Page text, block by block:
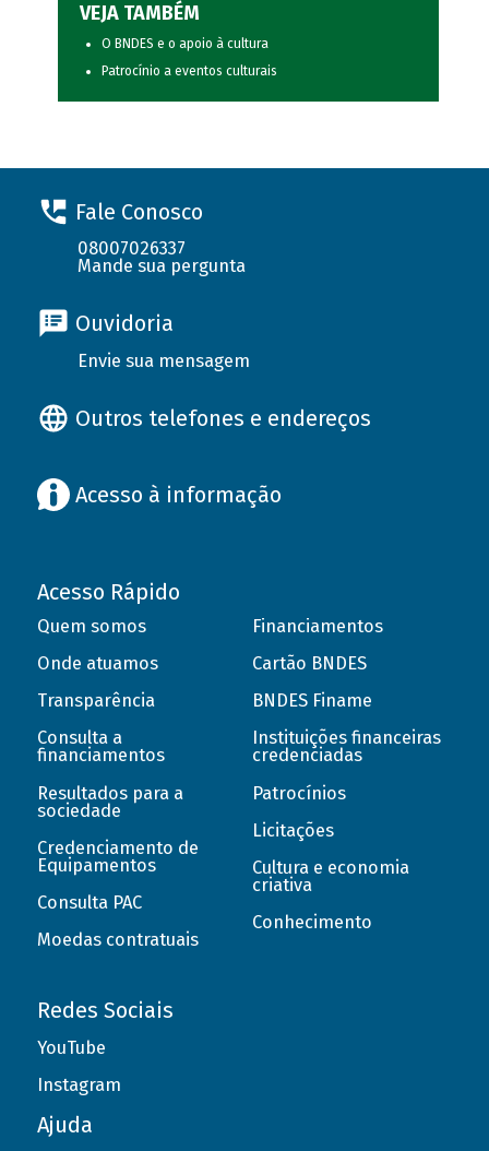
VEJA TAMBÉM
O BNDES e o apoio à cultura
Patrocínio a eventos culturais
Fale Conosco
08007026337
Mande sua pergunta
Ouvidoria
Envie sua mensagem
Outros telefones e endereços
Acesso à informação
Acesso Rápido
Quem somos
Onde atuamos
Transparência
Consulta a
financiamentos
Resultados para a
sociedade
Credenciamento de
Equipamentos
Consulta PAC
Moedas contratuais
Financiamentos
Cartão BNDES
BNDES Finame
Instituições financeiras
credenciadas
Patrocínios
Licitações
Cultura e economia
criativa
Conhecimento
Redes Sociais
YouTube
Instagram
Ajuda